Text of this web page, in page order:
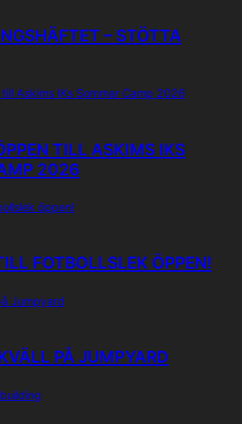
– STÖTTA
TILL ASKIMS IKS
2026
FOTBOLLSLEK ÖPPEN!
PÅ JUMPYARD